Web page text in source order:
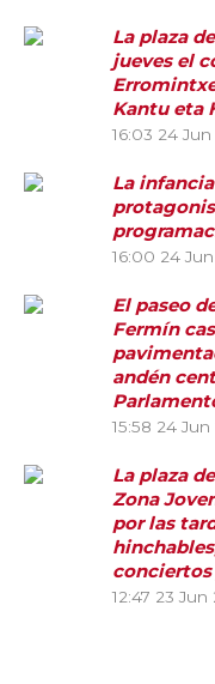
La plaza
jueves el
Kantu eta
16:03 24
La
16:00 24
El paseo
Fermín
andén
15:58 24 Jun
La plaza
Zona
por las
12:47 23 Jun